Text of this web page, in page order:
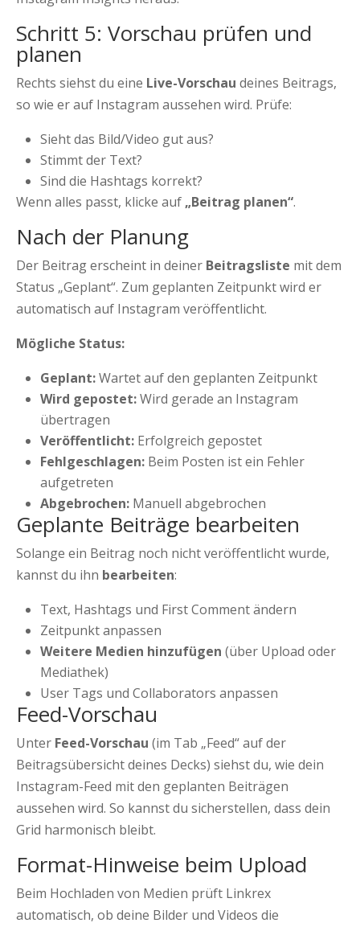
Schritt 5: Vorschau prüfen und
planen
Rechts siehst du eine Live-Vorschau deines Beitrags,
so wie er auf Instagram aussehen wird. Prüfe:
Sieht das Bild/Video gut aus?
Stimmt der Text?
Sind die Hashtags korrekt?
Wenn alles passt, klicke auf „Beitrag planen“.
Nach der Planung
Der Beitrag erscheint in deiner Beitragsliste mit dem
Status „Geplant“. Zum geplanten Zeitpunkt wird er
automatisch auf Instagram veröffentlicht.
Mögliche Status:
Geplant:Wartet auf den geplanten Zeitpunkt
Wird gepostet:Wird gerade an Instagram
übertragen
Veröffentlicht: Erfolgreich gepostet
Fehlgeschlagen: Beim Posten ist ein Fehler
aufgetreten
Abgebrochen: Manuell abgebrochen
Geplante Beiträge bearbeiten
Solange ein Beitrag noch nicht veröffentlicht wurde,
kannst du ihn bearbeiten:
Text, Hashtags und First Comment ändern
Zeitpunkt anpassen
Weitere Medien hinzufügen (über Upload oder
Mediathek)
User Tags und Collaborators anpassen
Feed-Vorschau
Unter Feed-Vorschau (im Tab „Feed“ auf der
Beitragsübersicht deines Decks) siehst du, wie dein
Instagram-Feed mit den geplanten Beiträgen
aussehen wird. So kannst du sicherstellen, dass dein
Grid harmonisch bleibt.
Format-Hinweise beim Upload
Beim Hochladen von Medien prüft Linkrex
automatisch, ob deine Bilder und Videos die